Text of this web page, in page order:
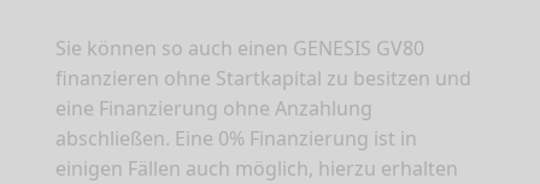
Sie können so auch einen GENESIS GV80
finanzieren ohne Startkapital zu besitzen und
eine Finanzierung ohne Anzahlung
abschließen. Eine 0% Finanzierung ist in
einigen Fällen auch möglich, hierzu erhalten